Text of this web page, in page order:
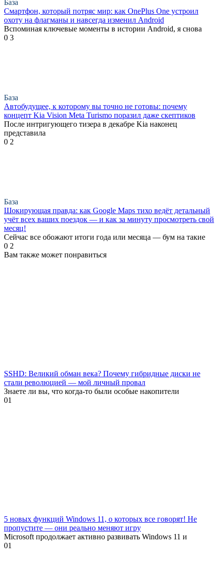
База
Смартфон, который потряс мир: как OnePlus One устроил
охоту на флагманы и навсегда изменил Android
Вспоминая ключевые моменты в истории Android, я снова
0 3
База
Автобудущее, к которому вы точно не готовы: почему
концепт Kia Vision Meta Turismo поразил даже скептиков
После интригующего тизера в декабре Kia наконец
представила
0 2
База
Шокирующая правда: как Google Maps тихо ведёт детальный
учёт всех ваших поездок — и как за минуту просмотреть свой
месяц!
Сейчас все обожают итоги года или месяца — бум на такие
0 2
Вам также может понравиться
SSHD: Великий обман века? Почему гибридные диски не
стали революцией — мой личный провал
Знаете ли вы, что когда-то были особые накопители
01
5 новых функций Windows 11, о которых все говорят! Не
пропустите — они реально меняют игру
Microsoft продолжает активно развивать Windows 11 и
01